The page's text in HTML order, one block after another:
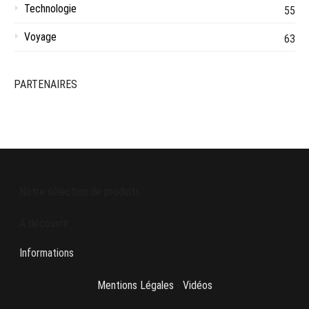
Technologie
55
Voyage
63
PARTENAIRES
Informations
Mentions Légales Vidéos